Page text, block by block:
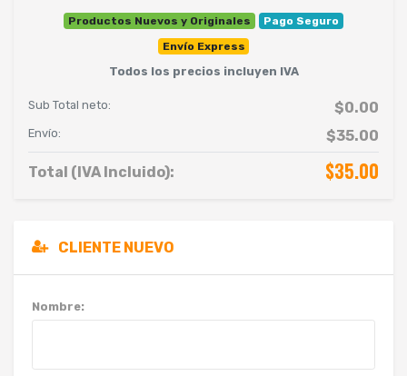
Productos Nuevos y Originales
Pago Seguro
Envío Express
Todos los precios incluyen IVA
Sub Total neto: $0.00
Envío: $35.00
Total (IVA Incluido): $35.00
CLIENTE NUEVO
Nombre: